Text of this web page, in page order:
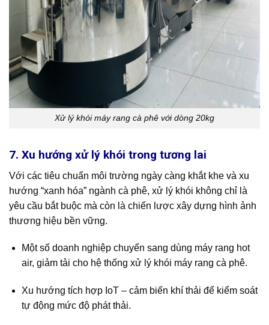
Xử lý khói máy rang cà phê với dòng 20kg
7. Xu hướng xử lý khói trong tương lai
Với các tiêu chuẩn môi trường ngày càng khắt khe và xu
hướng “xanh hóa” ngành cà phê, xử lý khói không chỉ là
yêu cầu bắt buộc mà còn là chiến lược xây dựng hình ảnh
thương hiệu bền vững.
Một số doanh nghiệp chuyển sang dùng máy rang hot
air, giảm tải cho hệ thống xử lý khói máy rang cà phê.
Xu hướng tích hợp IoT – cảm biến khí thải để kiểm soát
tự động mức độ phát thải.